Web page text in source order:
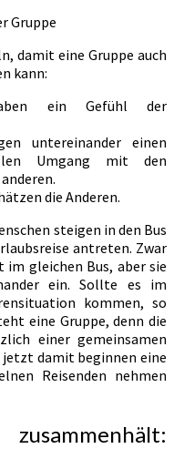
Gruppe
damit eine Gruppe auch
kann:
ein Gefühl der
untereinander einen
Umgang mit den
die Anderen.
steigen in den Bus
antreten. Zwar
gleichen Bus, aber sie
ein. Sollte es im
kommen, so
eine Gruppe, denn die
einer gemeinsamen
jetzt damit beginnen eine
Reisenden nehmen